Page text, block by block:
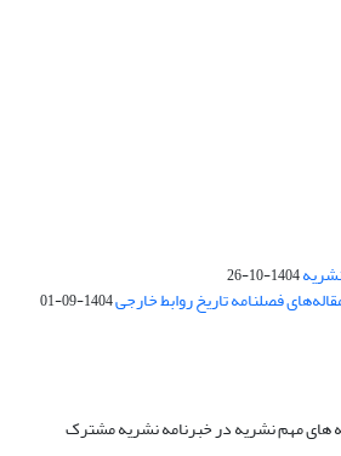
1404-10-26
1404-09-01
های مهم نشریه در خبرنامه نشریه مشترک